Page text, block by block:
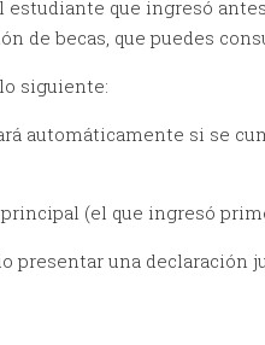
que ingresó antes.
de becas, que puedes
siguiente:
automáticamente si se
(el que ingresó
presentar una